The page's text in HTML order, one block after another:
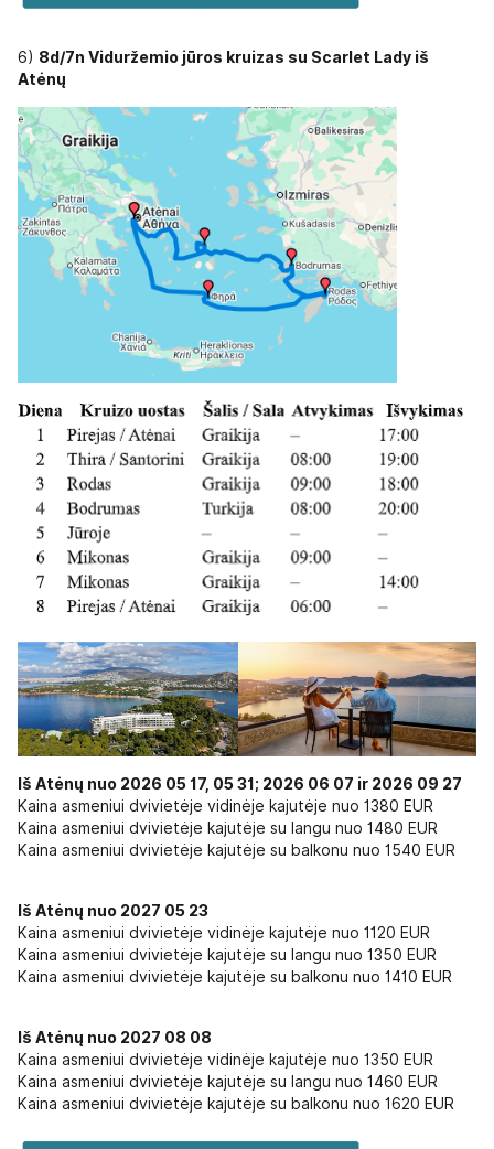
6) 8d/7n Viduržemio jūros kruizas su Scarlet Lady iš
Atėnų
Iš Atėnų nuo 2026 05 17, 05 31; 2026 06 07 ir 2026 09 27
Kaina asmeniui dvivietėje vidinėje kajutėje nuo 1380 EUR
Kaina asmeniui dvivietėje kajutėje su langu nuo 1480 EUR
Kaina asmeniui dvivietėje kajutėje su balkonu nuo 1540 EUR
Iš Atėnų nuo 2027 05 23
Kaina asmeniui dvivietėje vidinėje kajutėje nuo 1120 EUR
Kaina asmeniui dvivietėje kajutėje su langu nuo 1350 EUR
Kaina asmeniui dvivietėje kajutėje su balkonu nuo 1410 EUR
Iš Atėnų nuo 2027 08 08
Kaina asmeniui dvivietėje vidinėje kajutėje nuo 1350 EUR
Kaina asmeniui dvivietėje kajutėje su langu nuo 1460 EUR
Kaina asmeniui dvivietėje kajutėje su balkonu nuo 1620 EUR